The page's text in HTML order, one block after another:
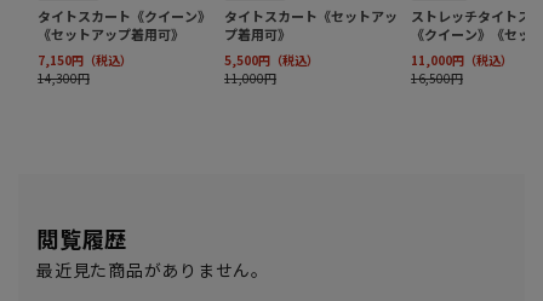
閲覧履歴
最近見た商品がありません。